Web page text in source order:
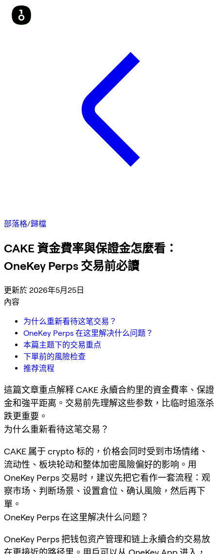
部落格/歸檔
CAKE 資金費率與保證金怎麼看：
OneKey Perps 交易前必讀
更新於 2026年5月25日
內容
为什么重新看待这笔交易？
OneKey Perps 在这里解决什么问题？
本篇主题下的交易重点
下單前的風險检查
推荐流程
這篇文章重点解释 CAKE 永續合約里的資金費率、保證
金和強平距离。交易前先理解这些参数，比临时追涨杀
跌更重要。
为什么重新看待这笔交易？
CAKE 属于 crypto 标的，价格会同时受到市场情绪、
流动性、板块轮动和整体加密風險偏好的影响。用
OneKey Perps 交易时，建议先把它看作一套流程：观
察市场、判断场景、设置倉位、确认風險，然后再下
單。
OneKey Perps 在这里解决什么问题？
OneKey Perps 把钱包资产管理和链上永續合約交易放